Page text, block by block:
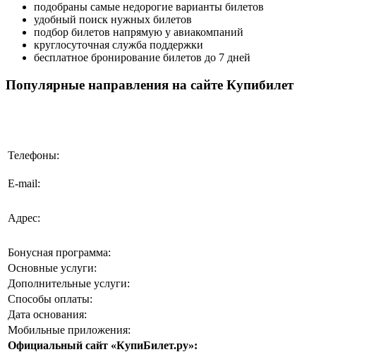
подобраны самые недорогие варианты билетов
удобный поиск нужных билетов
подбор билетов напрямую у авиакомпаний
круглосуточная служба поддержки
бесплатное бронирование билетов до 7 дней
Популярные направления на сайте Купибилет
Телефоны:
E-mail:
Адрес:
Бонусная программа:
Основные услуги:
Дополнительные услуги:
Способы оплаты:
Дата основания:
Мобильные приложения:
Официальный сайт «КупиБилет.ру»: